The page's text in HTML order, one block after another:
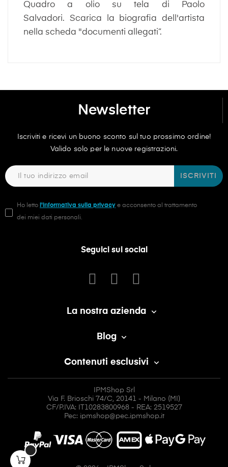
Quadro a olio su tela di Paolo
Salvadori. Scarica la biografia dell'artista
nella scheda "documenti allegati”.
Newsletter
Iscriviti e ricevi un buono sconto sul tuo prossimo ordine!
Valido solo per le nuove registrazioni.
ISCRIVITI
Ho letto l'informativa sulla privacy e acconsento al trattamento
dei miei dati personali.
Seguici sui social
La nostra azienda 
Blog 
Contenuti esclusivi 
IPMShop Srl
Via F. Brioschi 74/C, 20141 - Milano (MI)
CF/P.IVA: IT10283800968 - REA: 2519527
Pec: ipmshop@pec.ipmshop.it